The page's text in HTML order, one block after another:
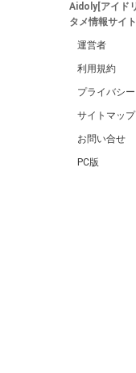
Aidoly[アイド
タメ情報サイ
運営者
利用規約
プライバシー
サイトマップ
お問い合せ
PC版